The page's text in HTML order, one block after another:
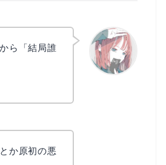
ら「結局誰
か原初の悪